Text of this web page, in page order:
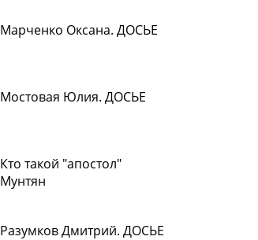
Марченко Оксана. ДОСЬЕ
Мостовая Юлия. ДОСЬЕ
Кто такой "апостол"
Мунтян
Разумков Дмитрий. ДОСЬЕ